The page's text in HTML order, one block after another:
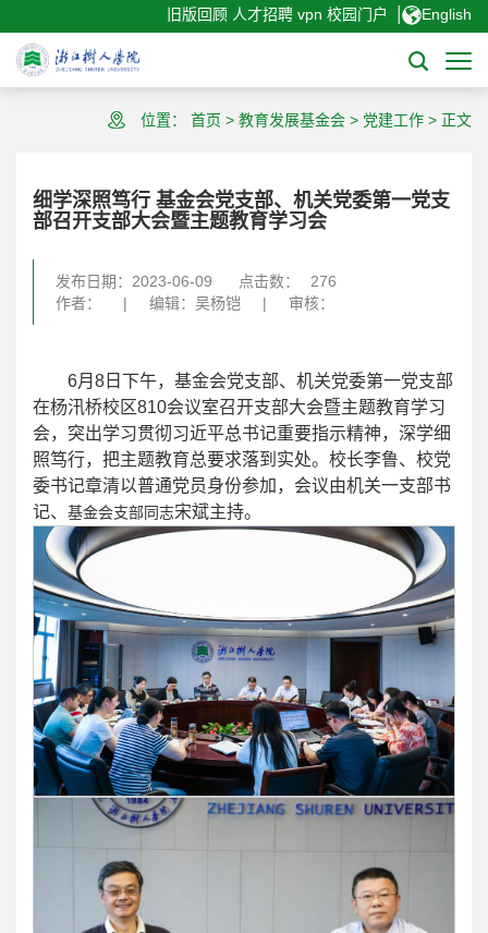
旧版回顾 人才招聘 vpn 校园门户 English
位置： 首页 > 教育发展基金会 > 党建工作 > 正文
细学深照笃行 基金会党支部、机关党委第一党支
部召开支部大会暨主题教育学习会
发布日期：2023-06-09 点击数：
276
作者：
| 编辑：吴杨铠 | 审核：
6月8日下午，基金会党支部、机关党委第一党支部
在杨汛桥校区810会议室召开支部大会暨主题教育学习
会，突出学习贯彻习近平总书记重要指示精神，深学细
照笃行，把主题教育总要求落到实处。校长李鲁、校党
委书记章清以普通党员身份参加，会议由机关一支部书
记、 基金会支部同志宋斌主持。